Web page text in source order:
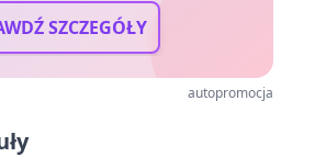
SZCZEGÓŁY
autopromocja